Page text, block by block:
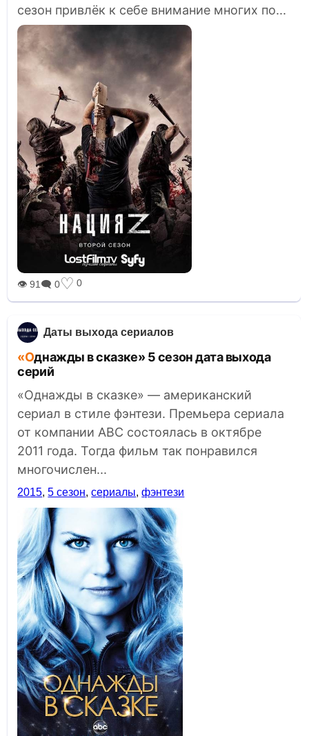
сезон привлёк к себе внимание многих по...
👁 91 🗨 0♡ 0
Даты выхода сериалов
«Однажды в сказке» 5 сезон дата выхода
серий
«Однажды в сказке» — американский
сериал в стиле фэнтези. Премьера сериала
от компании ABC состоялась в октябре
2011 года. Тогда фильм так понравился
многочислен...
2015,5 сезон,сериалы,фэнтези